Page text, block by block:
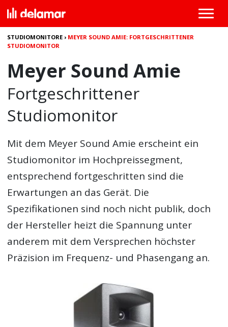
STUDIOMONITORE › MEYER SOUND AMIE: FORTGESCHRITTENER
STUDIOMONITOR
Meyer Sound Amie
Fortgeschrittener
Studiomonitor
Mit dem Meyer Sound Amie erscheint ein
Studiomonitor im Hochpreissegment,
entsprechend fortgeschritten sind die
Erwartungen an das Gerät. Die
Spezifikationen sind noch nicht publik, doch
der Hersteller heizt die Spannung unter
anderem mit dem Versprechen höchster
Präzision im Frequenz- und Phasengang an.